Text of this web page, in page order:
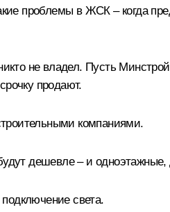
проблемы в ЖСК – когда
не владел. Пусть
продают.
компаниями.
дешевле – и
света.